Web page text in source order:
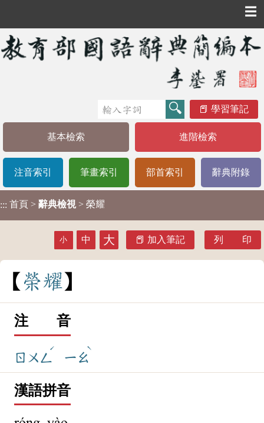
☰
學習筆記
基本檢索 進階檢索
注音索引 筆畫索引 部首索引 辭典附錄
::: 首頁 > 辭典檢視 > 榮耀
小 中 大 加入筆記 列 印
榮耀
注 音
ㄖㄨㄥ
ˊ
ㄧㄠ
ˋ
漢語拼音